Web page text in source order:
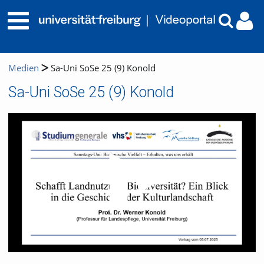
Medien Sa-Uni SoSe 25 (9) Konold
Sa-Uni SoSe 25 (9) Konold